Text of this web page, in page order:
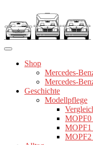
springen
Shop
Mercedes-
Mercedes-
Geschichte
Modellpflege
MOPF0
MOPF1
MOPF2